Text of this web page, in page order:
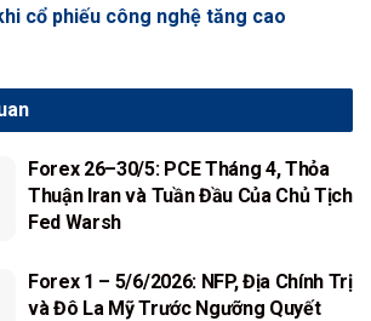
cổ phiếu công nghệ tăng cao
Forex 26–30/5: PCE Tháng 4, Thỏa
Thuận Iran và Tuần Đầu Của Chủ Tịch
Fed Warsh
Forex 1 – 5/6/2026: NFP, Địa Chính Trị
và Đô La Mỹ Trước Ngưỡng Quyết